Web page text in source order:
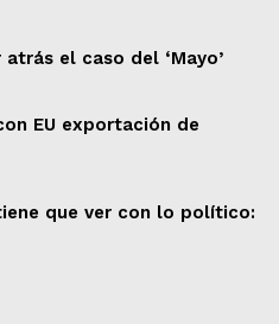
el caso del ‘Mayo’
EU exportación de
que ver con lo político: